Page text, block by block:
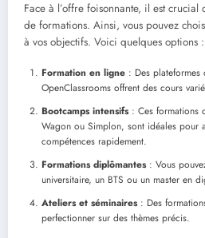
Face à l’offre foisonnante, il est crucial
de formations. Ainsi, vous pouvez
à vos objectifs. Voici quelques options :
Formation en ligne : Des plateformes
OpenClassrooms offrent des cours
Bootcamps intensifs: Ces formations
Wagon ou Simplon, sont idéales pour
compétences rapidement.
Formations diplômantes: Vous
universitaire, un BTS ou un master en
Ateliers et séminaires: Des
perfectionner sur des thèmes précis.